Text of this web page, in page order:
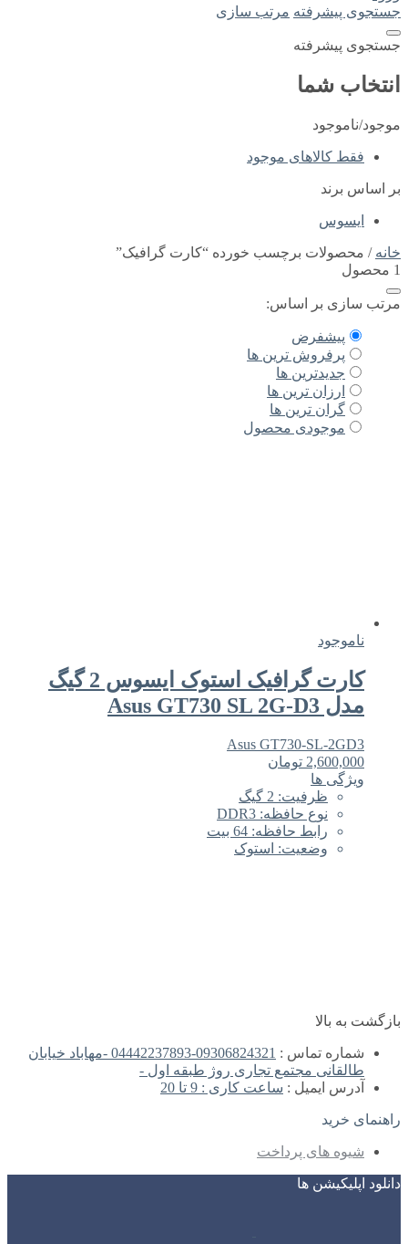
جستجوی پیشرفته مرتب سازی
جستجوی پیشرفته
انتخاب شما
موجود/ناموجود
فقط کالاهای موجود
بر اساس برند
ایسوس
خانه / محصولات برچسب خورده “کارت گرافیک”
1 محصول
مرتب سازی بر اساس:
پیشفرض
پرفروش ترین ها
جدیدترین ها
ارزان ترین ها
گران ترین ها
موجودی محصول
ناموجود
کارت گرافیک استوک ایسوس 2 گیگ
مدل Asus GT730 SL 2G-D3
Asus GT730-SL-2GD3
2,600,000 تومان
ویژگی ها
ظرفیت: 2 گیگ
نوع حافظه: DDR3
رابط حافظه: 64 بیت
وضعیت: استوک
بازگشت به بالا
شماره تماس :
09306824321-04442237893 -مهاباد خیابان
طالقانی مجتمع تجاری روژ طبقه اول -
آدرس ایمیل : ساعت کاری : 9 تا 20
راهنمای خرید
شیوه های پرداخت
دانلود اپلیکیشن ها